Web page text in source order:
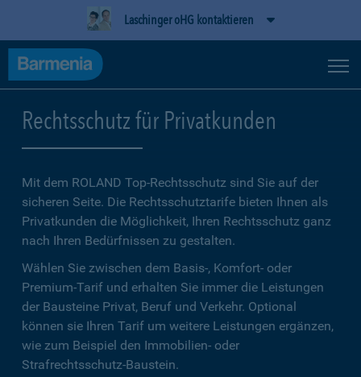
Laschinger oHG kontaktieren
Rechtsschutz für Privatkunden
Mit dem ROLAND Top-Rechtsschutz sind Sie auf der
sicheren Seite. Die Rechtsschutztarife bieten Ihnen als
Privatkunden die Möglichkeit, Ihren Rechtsschutz ganz
nach Ihren Bedürfnissen zu gestalten.
Wählen Sie zwischen dem Basis-, Komfort- oder
Premium-Tarif und erhalten Sie immer die Leistungen
der Bausteine Privat, Beruf und Verkehr. Optional
können sie Ihren Tarif um weitere Leistungen ergänzen,
wie zum Beispiel den Immobilien- oder
Strafrechtsschutz-Baustein.